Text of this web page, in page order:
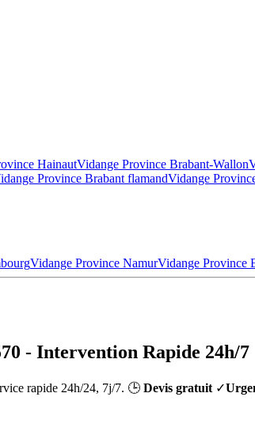
HainautVidange Province Brabant-Wallon
Province Brabant flamandVidange
Vidange Province NamurVidange Province
- Intervention Rapide 24h/7
rapide 24h/24, 7j/7. 🕒 Devis gratuit ✓